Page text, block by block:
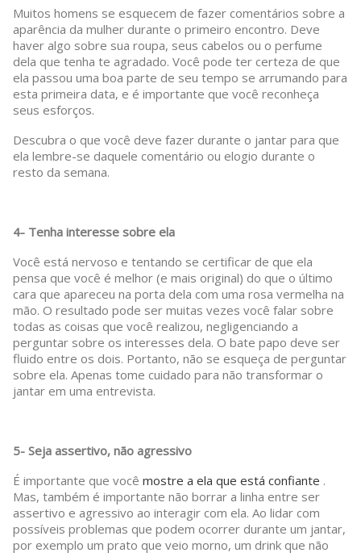
Muitos homens se esquecem de fazer comentários sobre a
aparência da mulher durante o primeiro encontro. Deve
haver algo sobre sua roupa, seus cabelos ou o perfume
dela que tenha te agradado. Você pode ter certeza de que
ela passou uma boa parte de seu tempo se arrumando para
esta primeira data, e é importante que você reconheça
seus esforços.
Descubra o que você deve fazer durante o jantar para que
ela lembre-se daquele comentário ou elogio durante o
resto da semana.
4- Tenha interesse sobre ela
Você está nervoso e tentando se certificar de que ela
pensa que você é melhor (e mais original) do que o último
cara que apareceu na porta dela com uma rosa vermelha na
mão. O resultado pode ser muitas vezes você falar sobre
todas as coisas que você realizou, negligenciando a
perguntar sobre os interesses dela. O bate papo deve ser
fluido entre os dois. Portanto, não se esqueça de perguntar
sobre ela. Apenas tome cuidado para não transformar o
jantar em uma entrevista.
5- Seja assertivo, não agressivo
É importante que você mostre a ela que está confiante .
Mas, também é importante não borrar a linha entre ser
assertivo e agressivo ao interagir com ela. Ao lidar com
possíveis problemas que podem ocorrer durante um jantar,
por exemplo um prato que veio morno, um drink que não